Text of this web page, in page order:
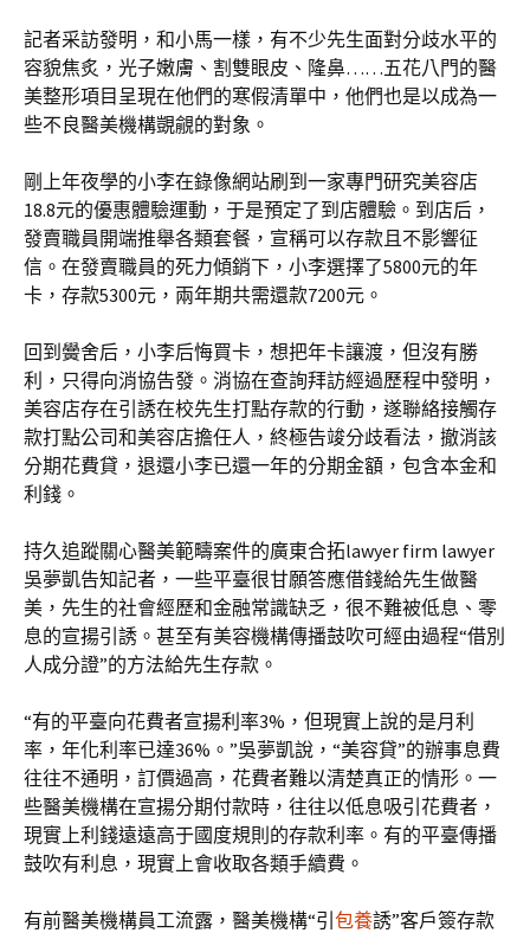
記者采訪發明，和小馬一樣，有不少先生面對分歧水平的
容貌焦炙，光子嫩膚、割雙眼皮、隆鼻……五花八門的醫
美整形項目呈現在他們的寒假清單中，他們也是以成為一
些不良醫美機構覬覦的對象。
剛上年夜學的小李在錄像網站刷到一家專門研究美容店
18.8元的優惠體驗運動，于是預定了到店體驗。到店后，
發賣職員開端推舉各類套餐，宣稱可以存款且不影響征
信。在發賣職員的死力傾銷下，小李選擇了5800元的年
卡，存款5300元，兩年期共需還款7200元。
回到黌舍后，小李后悔買卡，想把年卡讓渡，但沒有勝
利，只得向消協告發。消協在查詢拜訪經過歷程中發明，
美容店存在引誘在校先生打點存款的行動，遂聯絡接觸存
款打點公司和美容店擔任人，終極告竣分歧看法，撤消該
分期花費貸，退還小李已還一年的分期金額，包含本金和
利錢。
持久追蹤關心醫美範疇案件的廣東合拓lawyer firm lawyer
吳夢凱告知記者，一些平臺很甘願答應借錢給先生做醫
美，先生的社會經歷和金融常識缺乏，很不難被低息、零
息的宣揚引誘。甚至有美容機構傳播鼓吹可經由過程“借別
人成分證”的方法給先生存款。
“有的平臺向花費者宣揚利率3%，但現實上說的是月利
率，年化利率已達36%。”吳夢凱說，“美容貸”的辦事息費
往往不通明，訂價過高，花費者難以清楚真正的情形。一
些醫美機構在宣揚分期付款時，往往以低息吸引花費者，
現實上利錢遠遠高于國度規則的存款利率。有的平臺傳播
鼓吹有利息，現實上會收取各類手續費。
有前醫美機構員工流露，醫美機構“引 包養誘”客戶簽存款